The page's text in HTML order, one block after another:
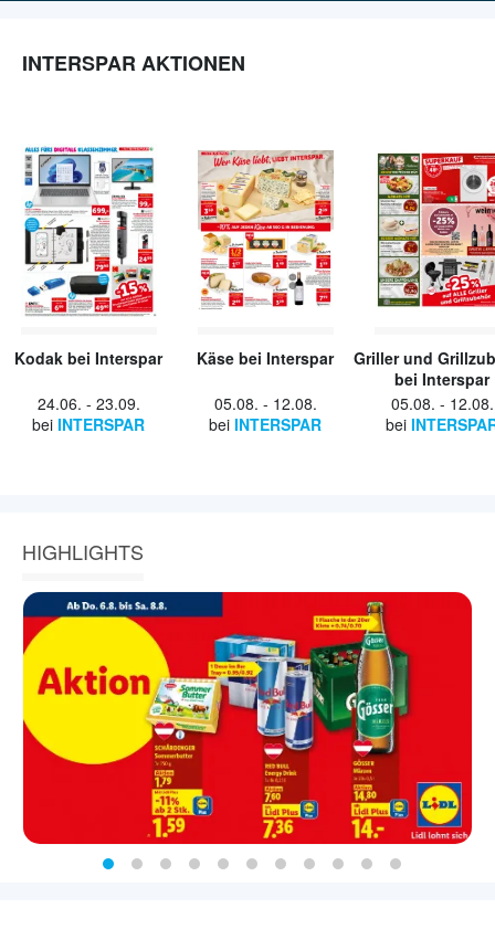
INTERSPAR AKTIONEN
Kodak bei Interspar
24.06. - 23.09.
bei INTERSPAR
Käse bei Interspar
05.08. - 12.08.
bei INTERSPAR
Griller und
bei Interspar
05.08. - 12.08.
bei
HIGHLIGHTS